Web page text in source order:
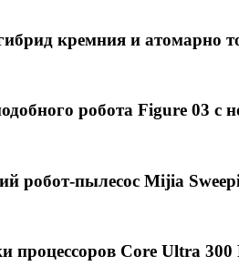
кремния и атомарно
робота Figure 03 с
робот-пылесос Mijia
процессоров Core Ultra